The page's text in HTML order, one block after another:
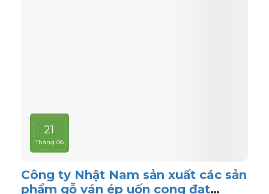
21
Tháng 08
Công ty Nhật Nam sản xuất các sản
phẩm gỗ ván ép uốn cong đạt